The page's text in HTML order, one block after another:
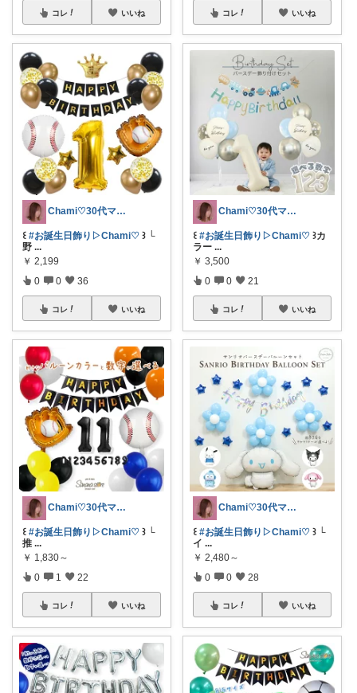
コレ いいね
Chami♡30代ママの推しアイテム
꒰ #お誕生日飾り▷Chami♡ ꒱ └
野 ...
￥ 2,199
0 0 36
コレ いいね
Chami♡30代ママの推しアイテム
꒰ #お誕生日飾り▷Chami♡ ꒱ └
推 ...
￥ 1,830～
0 1 22
コレ いいね
コレ いいね
Chami♡30代ママの推しアイテム
꒰ #お誕生日飾り▷Chami♡ ꒱カ
ラー ...
￥ 3,500
0 0 21
コレ いいね
Chami♡30代ママの推しアイテム
꒰ #お誕生日飾り▷Chami♡ ꒱ └
イ ...
￥ 2,480～
0 0 28
コレ いいね